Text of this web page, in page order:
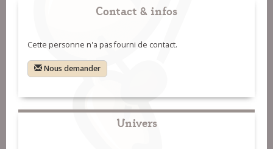
Contact & infos
Cette personne n'a pas fourni de contact.
Nous demander
Univers